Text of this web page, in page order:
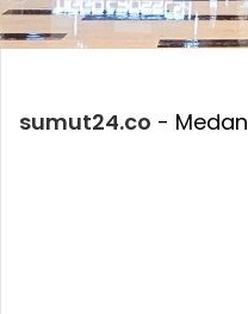
sumut24.co - Medan